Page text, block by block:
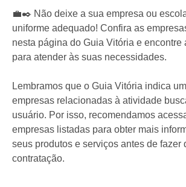
💼✒️ Não deixe a sua empresa ou
uniforme adequado! Confira as
nesta página do Guia Vitória e encontre
para atender às suas necessidades.
Lembramos que o Guia Vitória indica
empresas relacionadas à atividade
usuário. Por isso, recomendamos
empresas listadas para obter mais
seus produtos e serviços antes de fazer
contratação.